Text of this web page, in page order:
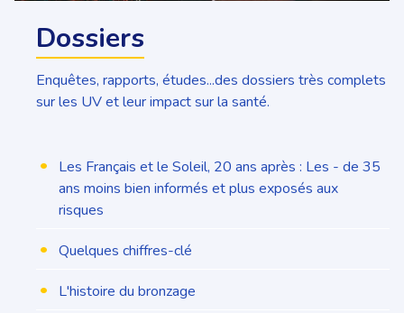
Dossiers
Enquêtes, rapports, études...des dossiers très complets
sur les UV et leur impact sur la santé.
•
Les Français et le Soleil, 20 ans après : Les - de 35
ans moins bien informés et plus exposés aux
risques
• Quelques chiffres-clé
• L'histoire du bronzage